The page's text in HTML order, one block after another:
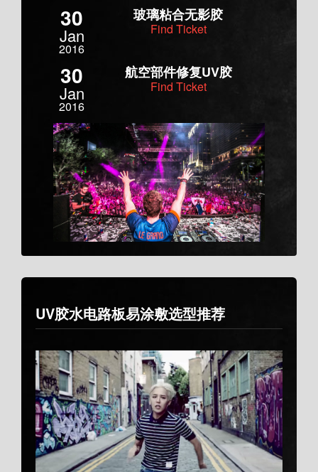
30
Jan
2016
玻璃粘合无影胶
Find Ticket
30
Jan
2016
航空部件修复UV胶
Find Ticket
UV胶水电路板易涂敷选型推荐